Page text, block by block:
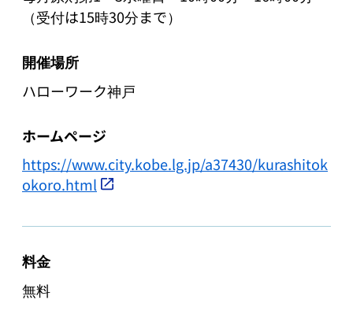
（受付は15時30分まで）
開催場所
ハローワーク神戸
ホームページ
https://www.city.kobe.lg.jp/a37430/kurashitok
okoro.html
料金
無料